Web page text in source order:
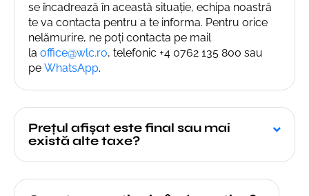
se încadrează în această situație, echipa noastră
te va contacta pentru a te informa. Pentru orice
nelămurire, ne poți contacta pe mail
la office@wlc.ro, telefonic +4 0762 135 800 sau
pe WhatsApp.
Prețul afișat este final sau mai
există alte taxe?